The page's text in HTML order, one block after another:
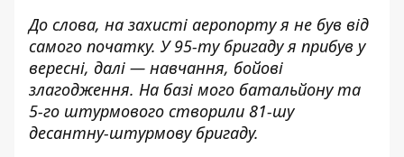
До слова, на захисті аеропорту я не був від
самого початку. У 95-ту бригаду я прибув у
вересні, далі — навчання, бойові
злагодження. На базі мого батальйону та
5-го штурмового створили 81-шу
десантну-штурмову бригаду.